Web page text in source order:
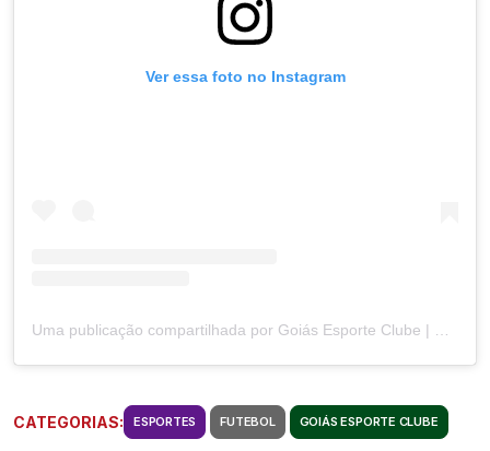
Ver essa foto no Instagram
CATEGORIAS: ESPORTES FUTEBOL GOIÁS ESPORTE CLUBE